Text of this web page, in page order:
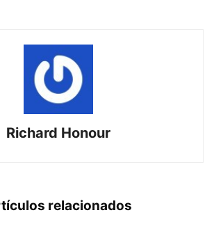
Richard Honour
relacionados